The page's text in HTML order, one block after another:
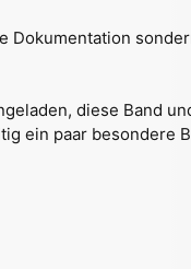
diese Band
ein paar besondere